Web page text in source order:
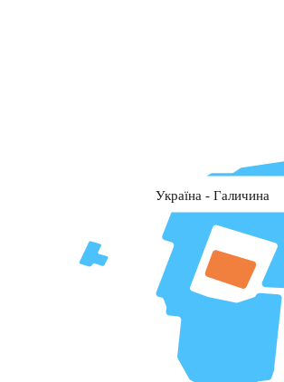
Україна - Галичина